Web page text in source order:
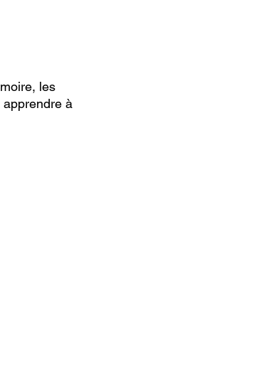
les
à